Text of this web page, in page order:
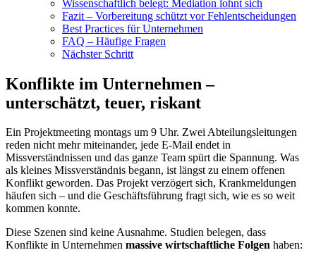
Wissenschaftlich belegt: Mediation lohnt sich
Fazit – Vorbereitung schützt vor Fehlentscheidungen
Best Practices für Unternehmen
FAQ – Häufige Fragen
Nächster Schritt
Konflikte im Unternehmen –
unterschätzt, teuer, riskant
Ein Projektmeeting montags um 9 Uhr. Zwei Abteilungsleitungen
reden nicht mehr miteinander, jede E-Mail endet in
Missverständnissen und das ganze Team spürt die Spannung. Was
als kleines Missverständnis begann, ist längst zu einem offenen
Konflikt geworden. Das Projekt verzögert sich, Krankmeldungen
häufen sich – und die Geschäftsführung fragt sich, wie es so weit
kommen konnte.
Diese Szenen sind keine Ausnahme. Studien belegen, dass
Konflikte in Unternehmen massive wirtschaftliche Folgen haben: